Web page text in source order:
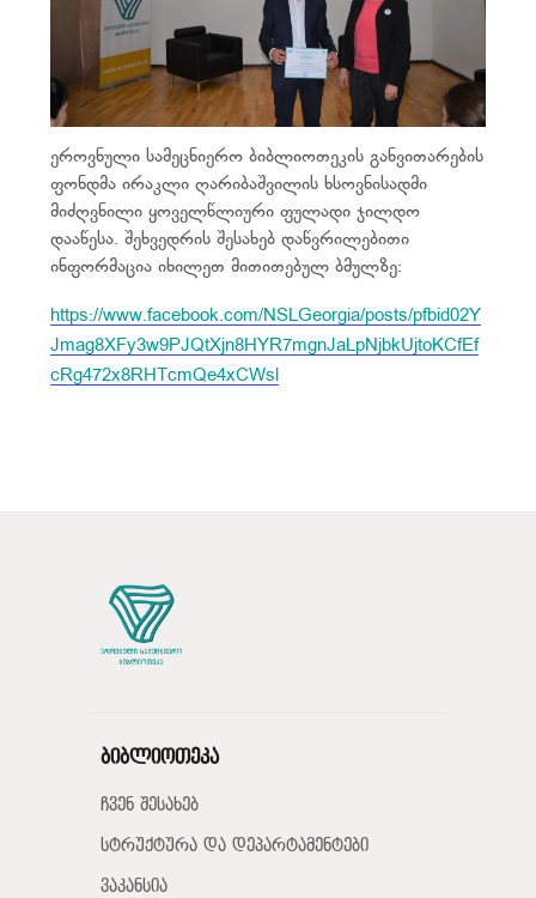
ეროვნული სამეცნიერო ბიბლიოთეკის განვითარების
ფონდმა ირაკლი ღარიბაშვილის ხსოვნისადმი
მიძღვნილი ყოველწლიური ფულადი ჯილდო
დააწესა. შეხვედრის შესახებ დაწვრილებითი
ინფორმაცია იხილეთ მითითებულ ბმულზე:
https://www.facebook.com/NSLGeorgia/posts/pfbid02Y
Jmag8XFy3w9PJQtXjn8HYR7mgnJaLpNjbkUjtoKCfEf
cRg472x8RHTcmQe4xCWsl
ბიბლიოთეკა
ჩვენ შესახებ
სტრუქტურა და დეპარტამენტები
ვაკანსია